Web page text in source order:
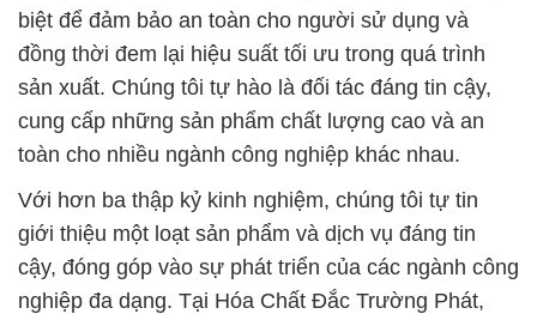
biệt để đảm bảo an toàn cho người sử dụng và
đồng thời đem lại hiệu suất tối ưu trong quá trình
sản xuất. Chúng tôi tự hào là đối tác đáng tin cậy,
cung cấp những sản phẩm chất lượng cao và an
toàn cho nhiều ngành công nghiệp khác nhau.
Với hơn ba thập kỷ kinh nghiệm, chúng tôi tự tin
giới thiệu một loạt sản phẩm và dịch vụ đáng tin
cậy, đóng góp vào sự phát triển của các ngành công
nghiệp đa dạng. Tại Hóa Chất Đắc Trường Phát,